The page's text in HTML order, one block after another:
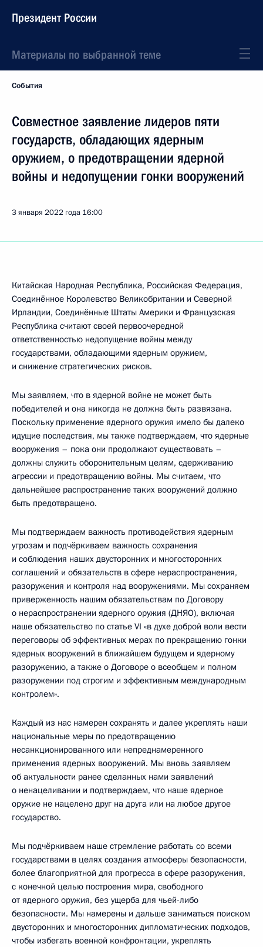
Президент России
Материалы по выбранной теме
События
Совместное заявление лидеров пяти
государств, обладающих ядерным
оружием, о предотвращении ядерной
войны и недопущении гонки вооружений
3 января 2022 года 16:00
Китайская Народная Республика, Российская Федерация,
Соединённое Королевство Великобритании и Северной
Ирландии, Соединённые Штаты Америки и Французская
Республика считают своей первоочередной
ответственностью недопущение войны между
государствами, обладающими ядерным оружием,
и снижение стратегических рисков.
Мы заявляем, что в ядерной войне не может быть
победителей и она никогда не должна быть развязана.
Поскольку применение ядерного оружия имело бы далеко
идущие последствия, мы также подтверждаем, что ядерные
вооружения – пока они продолжают существовать –
должны служить оборонительным целям, сдерживанию
агрессии и предотвращению войны. Мы считаем, что
дальнейшее распространение таких вооружений должно
быть предотвращено.
Мы подтверждаем важность противодействия ядерным
угрозам и подчёркиваем важность сохранения
и соблюдения наших двусторонних и многосторонних
соглашений и обязательств в сфере нераспространения,
разоружения и контроля над вооружениями. Мы сохраняем
приверженность нашим обязательствам по Договору
о нераспространении ядерного оружия (ДНЯО), включая
наше обязательство по статье VI «в духе доброй воли вести
переговоры об эффективных мерах по прекращению гонки
ядерных вооружений в ближайшем будущем и ядерному
разоружению, а также о Договоре о всеобщем и полном
разоружении под строгим и эффективным международным
контролем».
Каждый из нас намерен сохранять и далее укреплять наши
национальные меры по предотвращению
несанкционированного или непреднамеренного
применения ядерных вооружений. Мы вновь заявляем
об актуальности ранее сделанных нами заявлений
о ненацеливании и подтверждаем, что наше ядерное
оружие не нацелено друг на друга или на любое другое
государство.
Мы подчёркиваем наше стремление работать со всеми
государствами в целях создания атмосферы безопасности,
более благоприятной для прогресса в сфере разоружения,
с конечной целью построения мира, свободного
от ядерного оружия, без ущерба для чьей-либо
безопасности. Мы намерены и дальше заниматься поиском
двусторонних и многосторонних дипломатических подходов,
чтобы избегать военной конфронтации, укреплять